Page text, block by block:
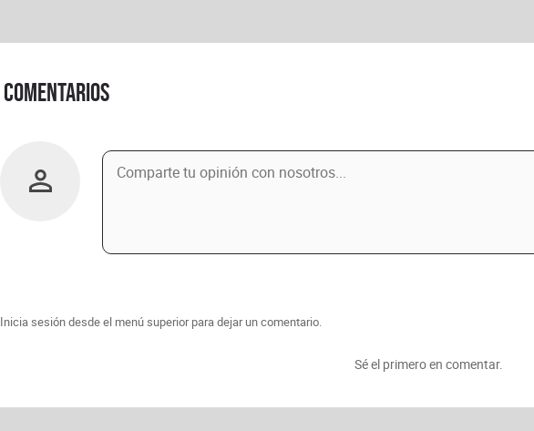
Comentarios
Inicia sesión desde el menú superior para dejar un comentario.
Sé el primero en comentar.